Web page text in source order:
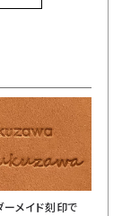
メイド刻印で